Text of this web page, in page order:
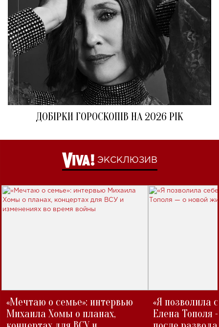
ДОБІРКИ ГОРОСКОПІВ НА 2026 РІК
ЭКСКЛЮЗИВ
«Мечтаю о семье»: интервью
Михаила Хомы о планах,
«Я позволила
Елена Тополя